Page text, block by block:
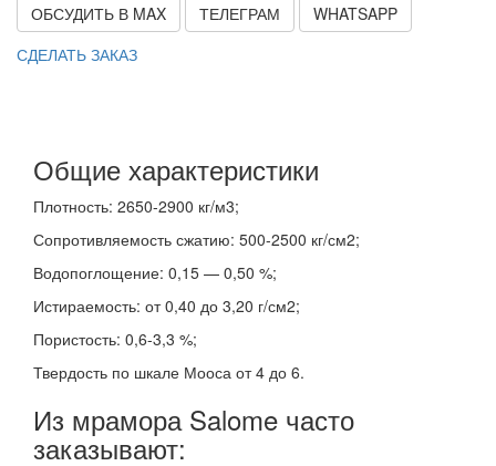
ОБСУДИТЬ В MAX ТЕЛЕГРАМ
WHATSAPP
СДЕЛАТЬ ЗАКАЗ
Общие характеристики
Плотность: 2650-2900 кг/м3;
Сопротивляемость сжатию: 500-2500 кг/см2;
Водопоглощение: 0,15 — 0,50 %;
Истираемость: от 0,40 до 3,20 г/см2;
Пористость: 0,6-3,3 %;
Твердость по шкале Мооса от 4 до 6.
Из мрамора Salome часто
заказывают: